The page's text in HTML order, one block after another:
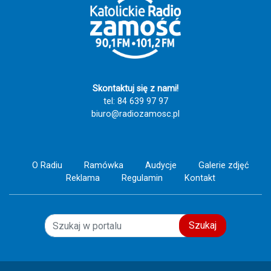
człowieka. Szczęść Boże! 🙏💙
Skontaktuj się z nami!
tel: 84 639 97 97
biuro@radiozamosc.pl
O Radiu Ramówka Audycje
Galerie zdjęć
Reklama
Regulamin Kontakt
Szukaj